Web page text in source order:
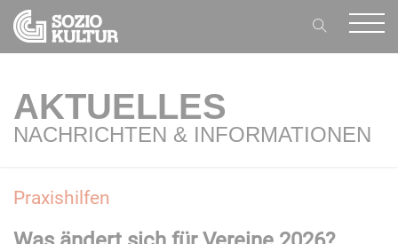
AKTUELLES
NACHRICHTEN & INFORMATIONEN
Praxishilfen